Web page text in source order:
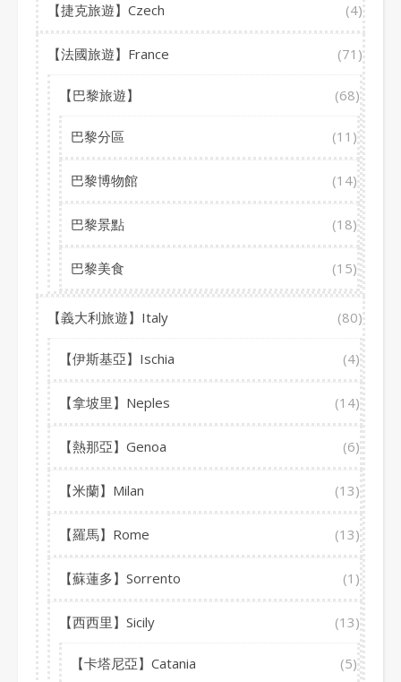
【捷克旅遊】Czech (4)
【法國旅遊】France (71)
【巴黎旅遊】 (68)
巴黎分區 (11)
巴黎博物館 (14)
巴黎景點 (18)
巴黎美食 (15)
【義大利旅遊】Italy (80)
【伊斯基亞】Ischia (4)
【拿坡里】Neples (14)
【熱那亞】Genoa (6)
【米蘭】Milan (13)
【羅馬】Rome (13)
【蘇蓮多】Sorrento (1)
【西西里】Sicily (13)
【卡塔尼亞】Catania (5)